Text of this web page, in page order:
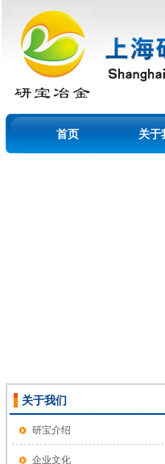
首页 关于
关于我们
研宝介绍
企业文化